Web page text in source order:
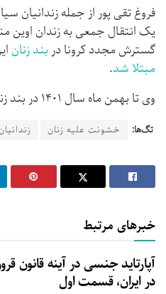
فروغ تقی پور از جمله زندانیان
یک انتقال جمعی به زندان
گسترش مجدد کرونا در بند زنان
مبتلا شد.
وی تا بهمن ماه سال ۱۴۰۱ در بند زنان اوین محبوس بود.
تگ‌ها: خشونت علیه زنان
خبرهای مرتبط
آپارتاید جنسی در آینه
در ایران، قسمت اول